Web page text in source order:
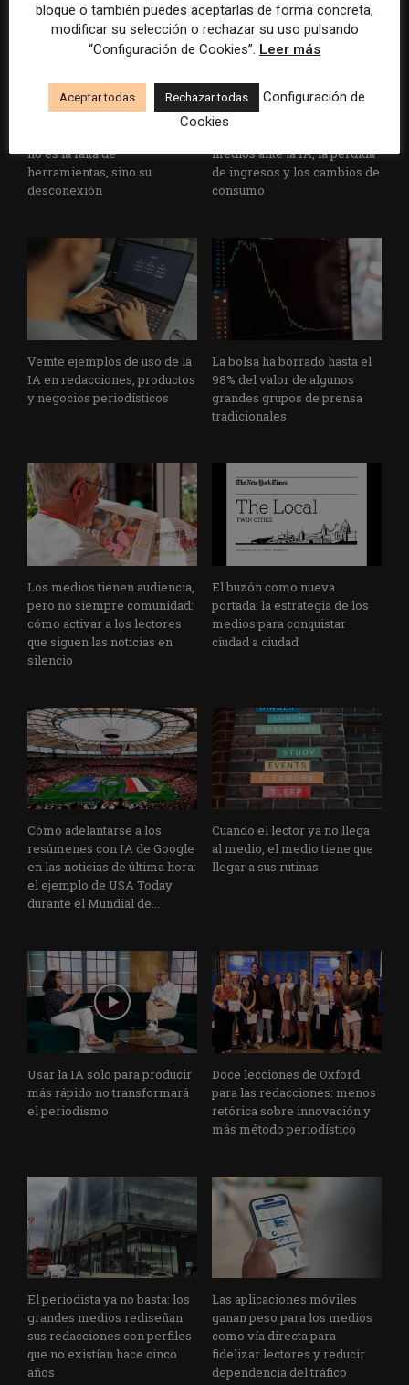
no es la falta de
herramientas, sino su
desconexión
WAN-IFRA reúne las
medios ante la IA, la pérdida
de ingresos y los cambios de
consumo
Veinte ejemplos de uso de la
IA en redacciones, productos
y negocios periodísticos
La bolsa ha borrado hasta el
98% del valor de algunos
grandes grupos de prensa
tradicionales
Los medios tienen audiencia,
pero no siempre comunidad:
cómo activar a los lectores
que siguen las noticias en
silencio
El buzón como nueva
portada: la estrategia de los
medios para conquistar
ciudad a ciudad
Cómo adelantarse a los
resúmenes con IA de Google
en las noticias de última hora:
el ejemplo de USA Today
durante el Mundial de...
Cuando el lector ya no llega
al medio, el medio tiene que
llegar a sus rutinas
Usar la IA solo para producir
más rápido no transformará
el periodismo
Doce lecciones de Oxford
para las redacciones: menos
retórica sobre innovación y
más método periodístico
El periodista ya no basta: los
grandes medios rediseñan
sus redacciones con perfiles
que no existían hace cinco
años
Las aplicaciones móviles
ganan peso para los medios
como vía directa para
fidelizar lectores y reducir
dependencia del tráfico
bloque o también puedes aceptarlas de forma concreta,
modificar su selección o rechazar su uso pulsando
“Configuración de Cookies”. Leer más
Aceptar todas Rechazar todas
Configuración de
Cookies